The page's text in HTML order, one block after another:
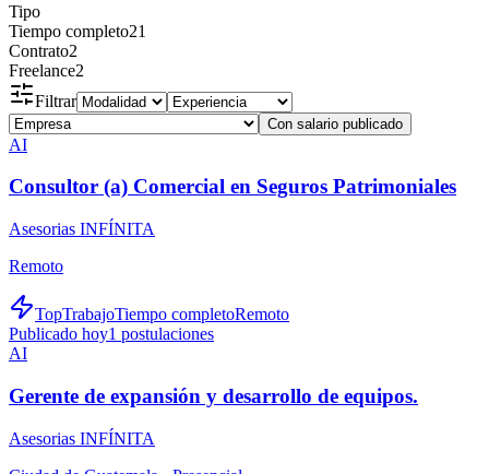
Tipo
Tiempo completo21
Contrato2
Freelance2
Filtrar
Con salario publicado
AI
Consultor (a) Comercial en Seguros Patrimoniales
Asesorias INFÍNITA
Remoto
TopTrabajoTiempo completoRemoto
Publicado hoy1 postulaciones
AI
Gerente de expansión y desarrollo de equipos.
Asesorias INFÍNITA